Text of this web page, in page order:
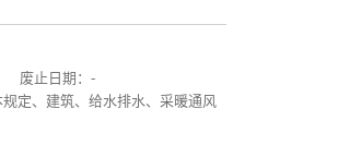
废止日期：-
定、建筑、给水排水、采暖通风